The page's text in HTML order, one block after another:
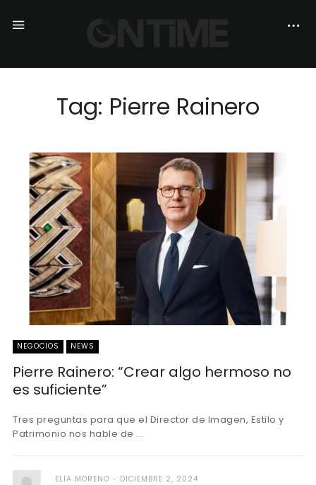
Tag: Pierre Rainero
NEGOCIOS NEWS
Pierre Rainero: “Crear algo hermoso no
es suficiente”
Tres preguntas para que el Director de Imagen, Estilo y
Patrimonio nos hable de ...
ELIA MORENO DICIEMBRE 2, 2024